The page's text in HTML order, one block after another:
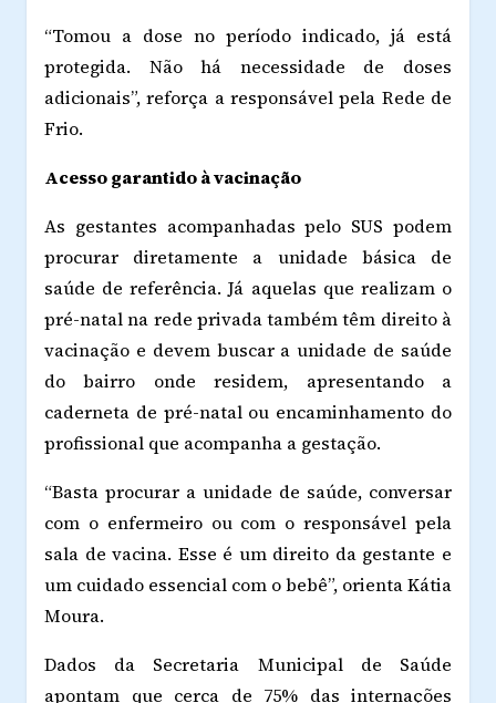
“Tomou a dose no período indicado, já está
protegida. Não há necessidade de doses
adicionais”, reforça a responsável pela Rede de
Frio.
Acesso garantido à vacinação
As gestantes acompanhadas pelo SUS podem
procurar diretamente a unidade básica de
saúde de referência. Já aquelas que realizam o
pré-natal na rede privada também têm direito à
vacinação e devem buscar a unidade de saúde
do bairro onde residem, apresentando a
caderneta de pré-natal ou encaminhamento do
profissional que acompanha a gestação.
“Basta procurar a unidade de saúde, conversar
com o enfermeiro ou com o responsável pela
sala de vacina. Esse é um direito da gestante e
um cuidado essencial com o bebê”, orienta Kátia
Moura.
Dados da Secretaria Municipal de Saúde
apontam que cerca de 75% das internações